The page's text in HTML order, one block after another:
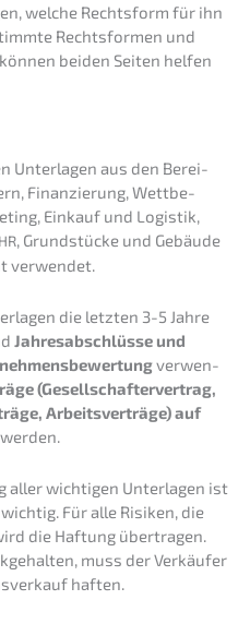
welche Rechts­form für ihn
Rechts­for­men und
beiden Seiten helfen
Unter­la­gen aus den Berei­
Finan­zie­rung, Wettbe­
Einkauf und Logis­tik,
HR, Grund­stü­cke und Gebäu­de
verwendet.
die letzten 3-5 Jahre
Jahres­ab­schlüs­se und
verwen­
(Gesell­schaf­ter­ver­trag,
Arbeits­ver­trä­ge) auf
werden.
aller wichti­gen Unter­la­gen ist
Für alle Risiken, die
die Haftung übertra­gen.
muss der Verkäu­fer
haften.